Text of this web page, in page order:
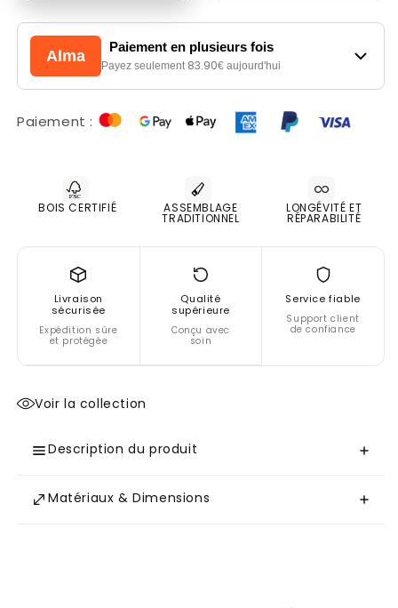
de
Fauteuil
Cuir
Relax
Électrique
|
Chocolat
de
Fauteuil
Cuir
Relax
Électrique
Alma
Paiement en plusieurs fois
Payez seulement 83.90€ aujourd'hui
Paiement :
BOIS CERTIFIÉ ASSEMBLAGE
TRADITIONNEL
LONGÉVITÉ ET
RÉPARABILITÉ
Livraison
sécurisée
Expédition sûre
et protégée
Qualité
supérieure
Conçu avec
soin
Service fiable
Support client
de confiance
Voir la collection
Description du produit
Matériaux & Dimensions